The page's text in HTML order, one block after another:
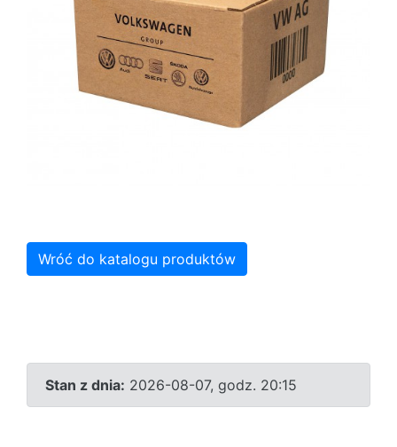
Wróć do katalogu produktów
Stan z dnia: 2026-08-07, godz. 20:15